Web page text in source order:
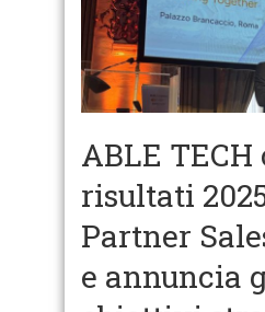
ABLE
risultati
Partner
e annuncia